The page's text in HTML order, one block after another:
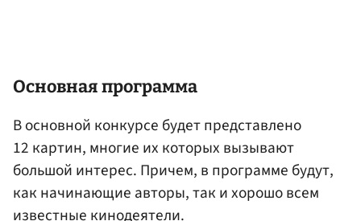
Основная программа
В основной конкурсе будет представлено
12 картин, многие их которых вызывают
большой интерес. Причем, в программе будут,
как начинающие авторы, так и хорошо всем
известные кинодеятели.